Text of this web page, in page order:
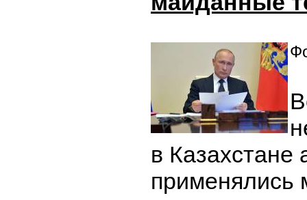
в Казахстане
применялись